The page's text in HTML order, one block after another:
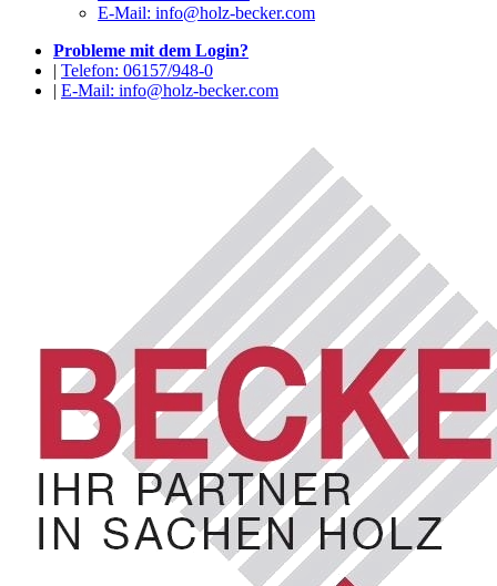
E-Mail: info@holz-becker.com
Probleme mit dem Login?
| Telefon: 06157/948-0
| E-Mail: info@holz-becker.com